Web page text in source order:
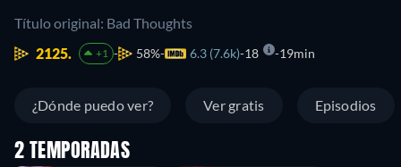
Título original: Bad Thoughts
2125.
+1 58% 6.3 (7.6k) 18 19min
¿Dónde puedo ver? Ver gratis Episodios
2 TEMPORADAS